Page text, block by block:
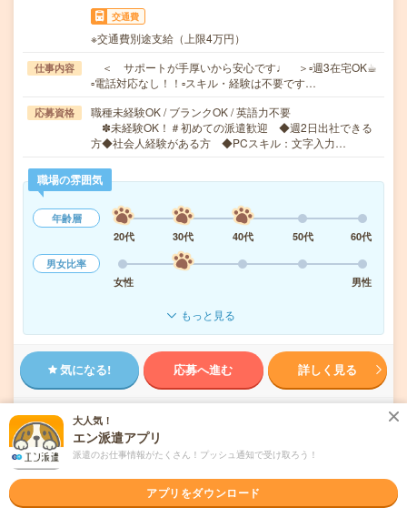
交通費
※交通費別途支給（上限4万円）
仕事内容
＜ サポートが手厚いから安心です♩ ＞▫週3在宅OK☕︎
▫電話対応なし！！▫スキル・経験は不要です…
応募資格
職種未経験OK / ブランクOK / 英語力不要
✽未経験OK！＃初めての派遣歓迎 ◆週2日出社できる
方◆社会人経験がある方 ◆PCスキル：文字入力…
職場の雰囲気
年齢層
20代
30代 40代 50代
60代
男女比率
女性
男性
もっと見る
気になる! 応募へ進む 詳しく見る
未読 掲載日 2026/08/07
＼週3日在宅✦定時で退勤／抹茶＊ほうじ茶♥
大人気！
エン派遣アプリ
派遣のお仕事情報がたくさん！プッシュ通知で受け取ろう！
アプリをダウンロード